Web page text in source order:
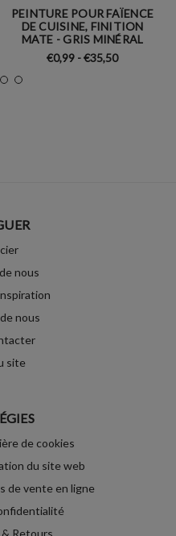
PEINTURE POUR FAÏENCE
DE CUISINE, FINITION
MATE - GRIS MINÉRAL
€0,99 - €35,50
nous
nous
site
de cookies
du site web
de vente en ligne
Retours